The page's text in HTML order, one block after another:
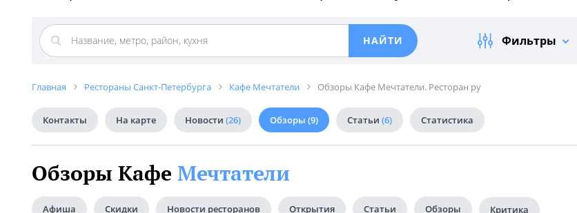
Фильтры
Главная Рестораны Санкт-Петербурга Кафе Мечтатели Обзоры Кафе Мечтатели. Ресторан ру
Контакты На карте Новости (26) Обзоры (9) Статьи (6) Статистика
Обзоры Кафе Мечтатели
Афиша Скидки Новости ресторанов Открытия Статьи Обзоры Критика